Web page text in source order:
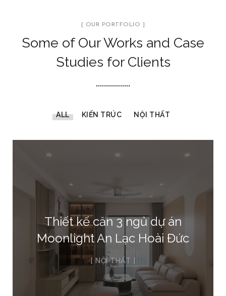
[ OUR PORTFOLIO ]
Some of Our Works and Case
Studies for Clients
ALL KIẾN TRÚC NỘI THẤT
Thiết kế căn 3 ngủ dự án
Moonlight An Lạc Hoài Đức
NỘI THẤT